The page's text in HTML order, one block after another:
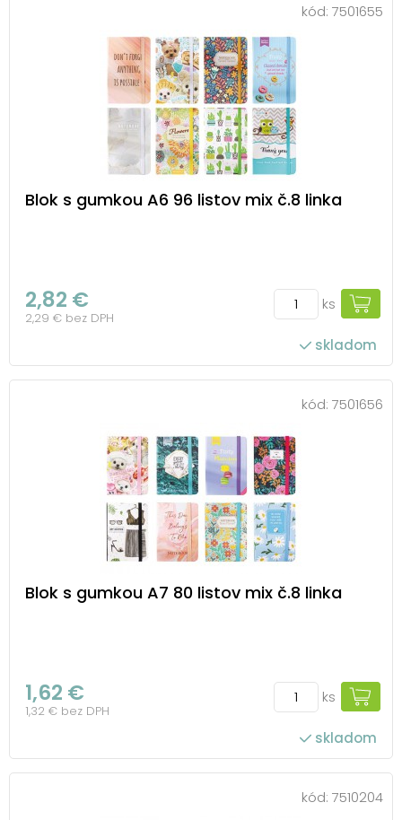
kód: 7501655
Blok s gumkou A6 96 listov mix č.8 linka
2,82 €
2,29 € bez DPH
ks
skladom
kód: 7501656
Blok s gumkou A7 80 listov mix č.8 linka
1,62 €
1,32 € bez DPH
ks
skladom
kód: 7510204